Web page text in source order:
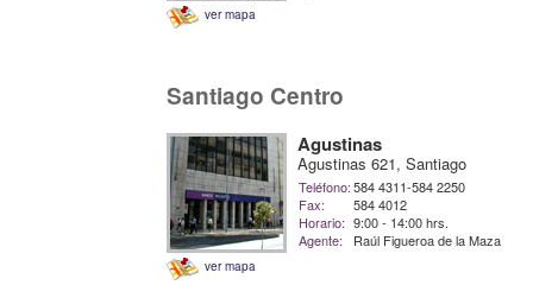
ver mapa
Santiago Centro
ver mapa
Agustinas
Agustinas 621, Santiago
Teléfono:584 4311-584 2250
Fax:
584 4012
Horario: 9:00 - 14:00 hrs.
Agente:
Raúl Figueroa de la Maza